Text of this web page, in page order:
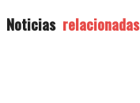
Noticias relacionadas